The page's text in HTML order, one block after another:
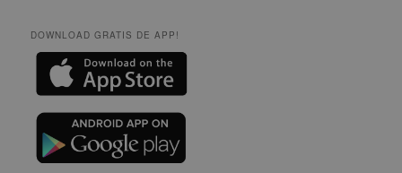
DOWNLOAD GRATIS DE APP!